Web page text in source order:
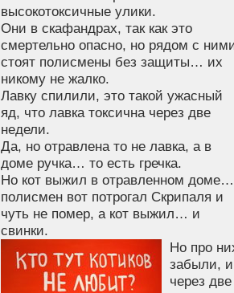
высокотоксичные улики.
Они в скафандрах, так как это
смертельно опасно, но рядом с
стоят полисмены без защиты… их
никому не жалко.
Лавку спилили, это такой ужасный
яд, что лавка токсична через две
недели.
Да, но отравлена то не лавка, а в
доме ручка… то есть гречка.
Но кот выжил в отравленном доме…
полисмен вот потрогал Скрипаля и
чуть не помер, а кот выжил… и
свинки.
Но про
забыли, и
через две